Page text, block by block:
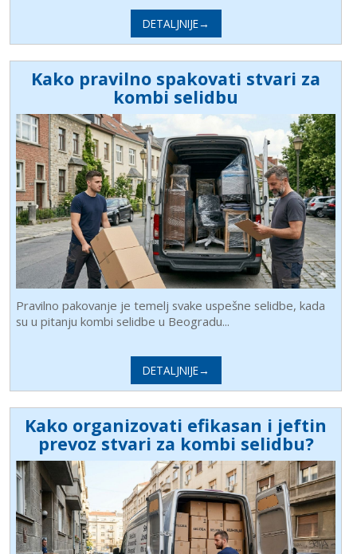
DETALJNIJE→
Kako pravilno spakovati stvari za
kombi selidbu
Pravilno pakovanje je temelj svake uspešne selidbe, kada
su u pitanju kombi selidbe u Beogradu...
DETALJNIJE→
Kako organizovati efikasan i jeftin
prevoz stvari za kombi selidbu?